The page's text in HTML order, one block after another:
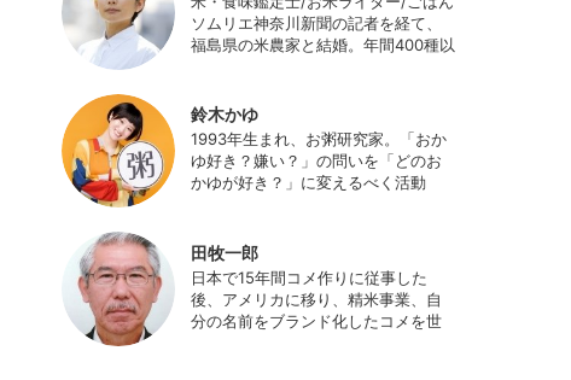
ソムリエ神奈川新聞の記者を経て、
福島県の米農家と結婚。年間400種以
イベント、講演活動など、お米の魅
力を伝える活動を行っている。ま
た、4歳の娘の食事やお弁当づくりを
通して、食育にも目を向けている。
プロフィール写真 ©杉山晃造
鈴木かゆ
1993年生まれ、お粥研究家。「おか
ゆ好き？嫌い？」の問いを「どのお
かゆが好き？」に変えるべく活動
アにてお粥レシピ/レポ/歴史/文化な
どを発信中。JAPAN MENSA会員。
田牧一郎
日本で15年間コメ作りに従事した
後、アメリカに移り、精米事業、自
分の名前をブランド化したコメを世